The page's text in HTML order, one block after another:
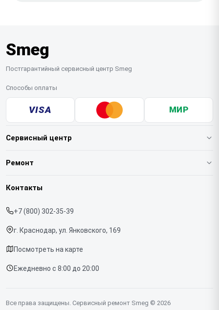
Smeg
Постгарантийный сервисный центр Smeg
Способы оплаты
VISA МИР
Сервисный центр
О нашем сервисе
Срочный ремонт
Доставка и способы оплаты
Диагностика
Контакты
Ремонт
Кофемашин
Контакты
+7 (800) 302-35-39
г. Краснодар, ул. Янковского, 169
Посмотреть на карте
Ежедневно с 8:00 до 20:00
Все права защищены. Сервисный ремонт Smeg © 2026